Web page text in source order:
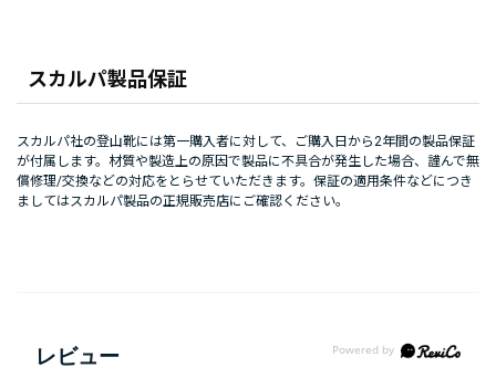
スカルパ製品保証
スカルパ社の登山靴には第一購入者に対して、ご購入日から2年間の製品保証
が付属します。材質や製造上の原因で製品に不具合が発生した場合、謹んで無
償修理/交換などの対応をとらせていただきます。保証の適用条件などにつき
ましてはスカルパ製品の正規販売店にご確認ください。
レビュー